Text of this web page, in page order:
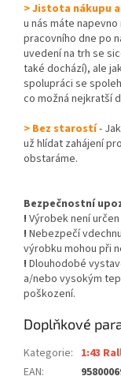
> Jistota nákupu
u nás máte
pracovního dne po
uvedení na trh se
také dochází), ale
spolupráci se
co možná nejkratší
> Bez starostí-
už hlídat zahájení
obstaráme.
Bezpečnostní
! Výrobek není
! Nebezpečí
výrobku mohou při
! Dlouhodobé
a/nebo vysokým
poškození.
Doplňkové
Kategorie: 1:43
EAN: